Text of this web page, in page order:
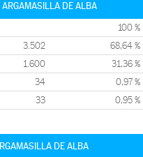
ARGAMASILLA DE ALBA
100 %
3.502 68,64 %
1.600 31,36 %
34 0,97 %
33 0,95 %
DE ALBA